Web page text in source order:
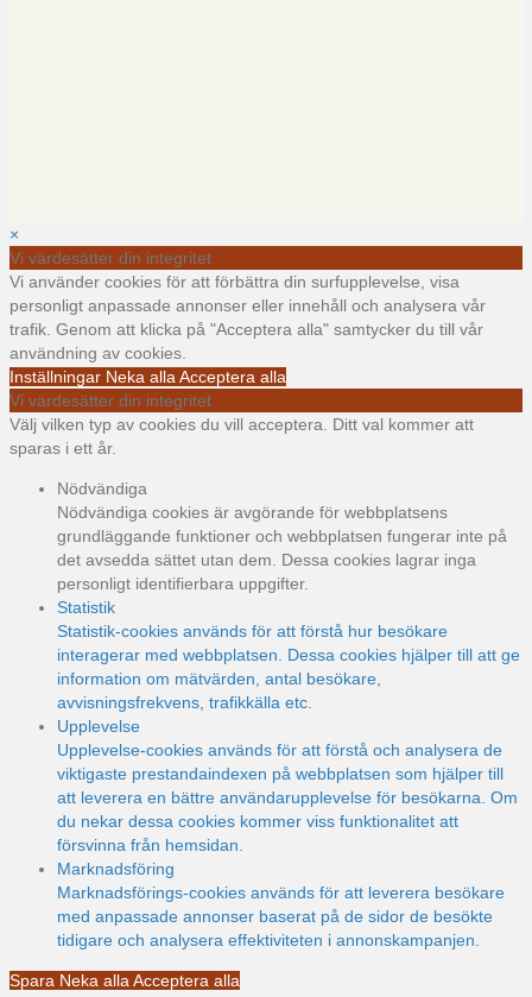
×
Vi värdesätter din integritet
Vi använder cookies för att förbättra din surfupplevelse, visa
personligt anpassade annonser eller innehåll och analysera vår
trafik. Genom att klicka på "Acceptera alla" samtycker du till vår
användning av cookies.
Inställningar Neka alla Acceptera alla
Vi värdesätter din integritet
Välj vilken typ av cookies du vill acceptera. Ditt val kommer att
sparas i ett år.
Nödvändiga
Nödvändiga cookies är avgörande för webbplatsens
grundläggande funktioner och webbplatsen fungerar inte på
det avsedda sättet utan dem. Dessa cookies lagrar inga
personligt identifierbara uppgifter.
Statistik
Statistik-cookies används för att förstå hur besökare
interagerar med webbplatsen. Dessa cookies hjälper till att ge
information om mätvärden, antal besökare,
avvisningsfrekvens, trafikkälla etc.
Upplevelse
Upplevelse-cookies används för att förstå och analysera de
viktigaste prestandaindexen på webbplatsen som hjälper till
att leverera en bättre användarupplevelse för besökarna. Om
du nekar dessa cookies kommer viss funktionalitet att
försvinna från hemsidan.
Marknadsföring
Marknadsförings-cookies används för att leverera besökare
med anpassade annonser baserat på de sidor de besökte
tidigare och analysera effektiviteten i annonskampanjen.
Spara Neka alla Acceptera alla